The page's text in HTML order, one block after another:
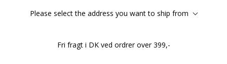
Please select the address you want to ship from
Fri fragt i DK ved ordrer over 399,-